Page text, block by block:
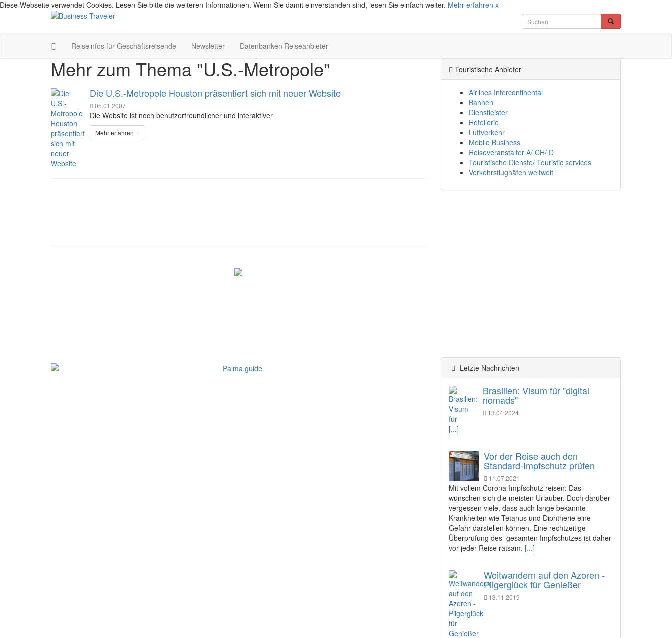
Diese Webseite verwendet Cookies. Lesen Sie bitte die weiteren Informationen. Wenn Sie damit einverstanden sind, lesen Sie einfach weiter. Mehr erfahren x
Reiseinfos für Geschäftsreisende Newsletter Datenbanken Reiseanbieter
Mehr zum Thema "U.S.-Metropole"
Die U.S.-Metropole Houston präsentiert sich mit neuer Website
05.01.2007
Die Website ist noch benutzerfreundlicher und interaktiver
Mehr erfahren
Touristische Anbieter
Airlines Intercontinental
Bahnen
Dienstleister
Hotellerie
Luftverkehr
Mobile Business
Reiseveranstalter A/ CH/ D
Touristische Dienste/ Touristic services
Verkehrsflughäfen weltweit
Letzte Nachrichten
Brasilien: Visum für "digital
nomads"
13.04.2024
[...]
Vor der Reise auch den
Standard-Impfschutz prüfen
11.07.2021
Mit vollem Corona-Impfschutz reisen: Das
wünschen sich die meisten Urlauber. Doch darüber
vergessen viele, dass auch lange bekannte
Krankheiten wie Tetanus und Diphtherie eine
Gefahr darstellen können. Eine rechtzeitige
Überprüfung des gesamten Impfschutzes ist daher
vor jeder Reise ratsam. [...]
Weitwandern auf den Azoren -
Pilgerglück für Genießer
13.11.2019